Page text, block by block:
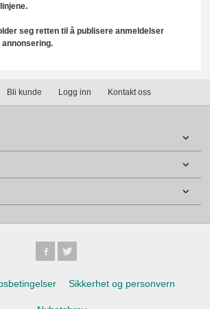
seg retten til å publisere anmeldelser
Bli kunde Logg inn Kontakt oss
Sikkerhet og personvern